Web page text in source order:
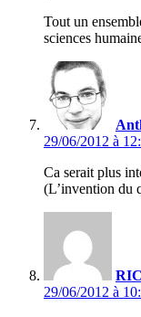
Tout un
sciences
29/06/2012 à
Ca serait plus
(L’invention du
29/06/2012 à